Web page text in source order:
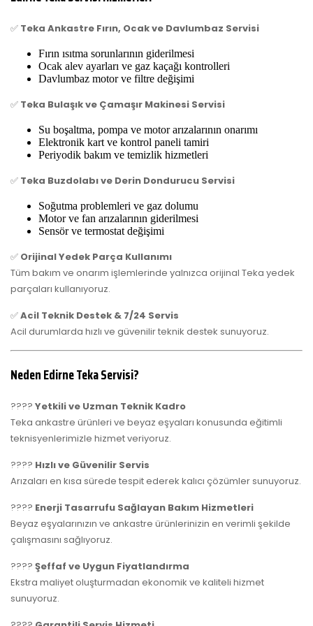
✅ Teka Ankastre Fırın, Ocak ve Davlumbaz Servisi
Fırın ısıtma sorunlarının giderilmesi
Ocak alev ayarları ve gaz kaçağı kontrolleri
Davlumbaz motor ve filtre değişimi
✅ Teka Bulaşık ve Çamaşır Makinesi Servisi
Su boşaltma, pompa ve motor arızalarının onarımı
Elektronik kart ve kontrol paneli tamiri
Periyodik bakım ve temizlik hizmetleri
✅ Teka Buzdolabı ve Derin Dondurucu Servisi
Soğutma problemleri ve gaz dolumu
Motor ve fan arızalarının giderilmesi
Sensör ve termostat değişimi
✅ Orijinal Yedek Parça Kullanımı
Tüm bakım ve onarım işlemlerinde yalnızca orijinal Teka yedek
parçaları kullanıyoruz.
✅Acil Teknik Destek & 7/24 Servis
Acil durumlarda hızlı ve güvenilir teknik destek sunuyoruz.
Neden Edirne Teka Servisi?
???? Yetkili ve Uzman Teknik Kadro
Teka ankastre ürünleri ve beyaz eşyaları konusunda eğitimli
teknisyenlerimizle hizmet veriyoruz.
???? Hızlı ve Güvenilir Servis
Arızaları en kısa sürede tespit ederek kalıcı çözümler sunuyoruz.
???? Enerji Tasarrufu Sağlayan Bakım Hizmetleri
Beyaz eşyalarınızın ve ankastre ürünlerinizin en verimli şekilde
çalışmasını sağlıyoruz.
???? Şeffaf ve Uygun Fiyatlandırma
Ekstra maliyet oluşturmadan ekonomik ve kaliteli hizmet
sunuyoruz.